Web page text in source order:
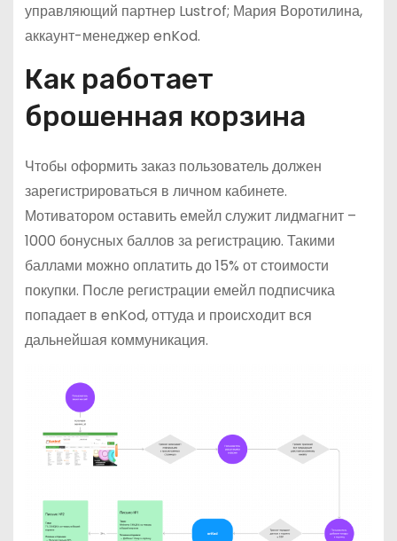
управляющий партнер Lustrof; Мария Воротилина,
аккаунт-менеджер enKod.
Как работает
брошенная корзина
Чтобы оформить заказ пользователь должен
зарегистрироваться в личном кабинете.
Мотиватором оставить емейл служит лидмагнит –
1000 бонусных баллов за регистрацию. Такими
баллами можно оплатить до 15% от стоимости
покупки. После регистрации емейл подписчика
попадает в enKod, оттуда и происходит вся
дальнейшая коммуникация.